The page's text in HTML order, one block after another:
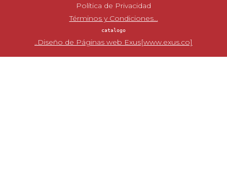
Política de Privacidad
Términos y Condiciones...
catalogo
..Diseño de Páginas web Exus[www.exus.co]